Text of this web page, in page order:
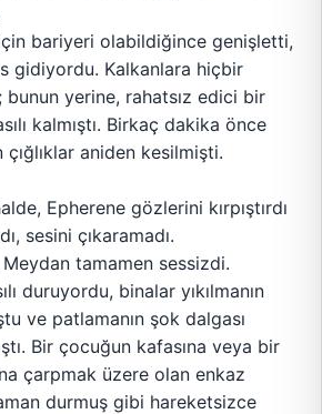
bariyeri olabildiğince genişletti,
gidiyordu. Kalkanlara hiçbir
yerine, rahatsız edici bir
kalmıştı. Birkaç dakika önce
çığlıklar aniden kesilmişti.
Epherene gözlerini kırpıştırdı
sesini çıkaramadı.
tamamen sessizdi.
duruyordu, binalar yıkılmanın
ve patlamanın şok dalgası
Bir çocuğun kafasına veya bir
çarpmak üzere olan enkaz
durmuş gibi hareketsizce